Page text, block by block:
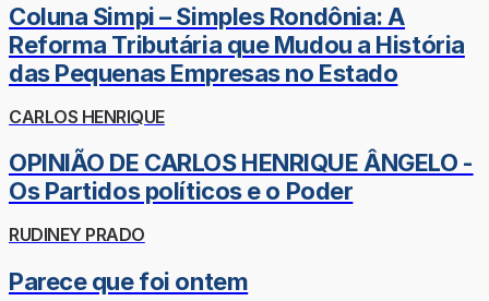
Coluna Simpi – Simples Rondônia: A
Reforma Tributária que Mudou a História
das Pequenas Empresas no Estado
CARLOS HENRIQUE
OPINIÃO DE CARLOS HENRIQUE ÂNGELO -
Os Partidos políticos e o Poder
RUDINEY PRADO
Parece que foi ontem